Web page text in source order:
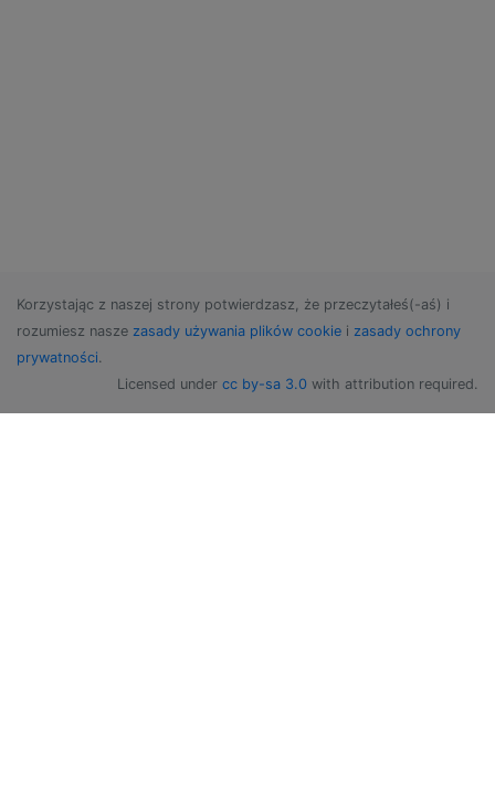
Korzystając z naszej strony potwierdzasz, że przeczytałeś(-aś) i
rozumiesz nasze zasady używania plików cookie i zasady ochrony
prywatności.
Licensed under cc by-sa 3.0 with attribution required.